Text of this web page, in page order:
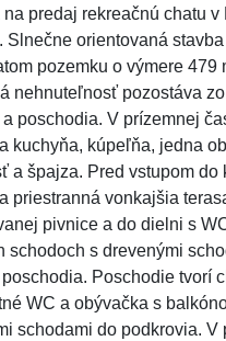
na predaj rekreačnú chatu
Slnečne orientovaná
pozemku o výmere 479
nehnuteľnosť pozostáva
poschodia. V prízemnej
kuchyňa, kúpeľňa, jedna
a špajza. Pred vstupom do
priestranná vonkajšia
pivnice a do dielni s
schodoch s drevenými
Poschodie tvorí
WC a obývačka s
schodami do podkrovia. V